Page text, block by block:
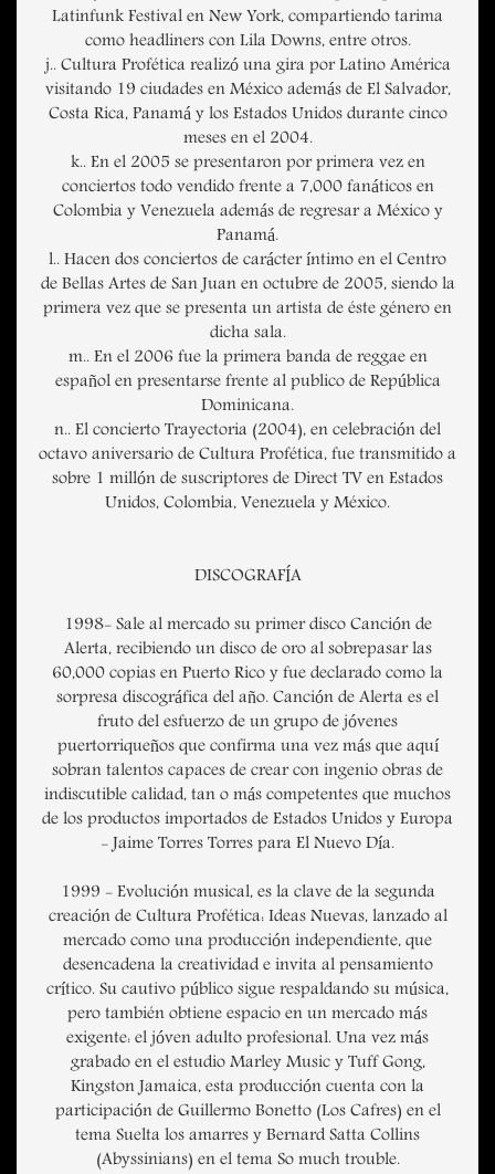
Latinfunk Festival en New York, compartiendo tarima
como headliners con Lila Downs, entre otros.
j.. Cultura Profética realizó una gira por Latino América
visitando 19 ciudades en México además de El Salvador,
Costa Rica, Panamá y los Estados Unidos durante cinco
meses en el 2004.
k.. En el 2005 se presentaron por primera vez en
conciertos todo vendido frente a 7,000 fanáticos en
Colombia y Venezuela además de regresar a México y
Panamá.
l.. Hacen dos conciertos de carácter íntimo en el Centro
de Bellas Artes de San Juan en octubre de 2005, siendo la
primera vez que se presenta un artista de éste género en
dicha sala.
m.. En el 2006 fue la primera banda de reggae en
español en presentarse frente al publico de República
Dominicana.
n.. El concierto Trayectoria (2004), en celebración del
octavo aniversario de Cultura Profética, fue transmitido a
sobre 1 millón de suscriptores de Direct TV en Estados
Unidos, Colombia, Venezuela y México.
DISCOGRAFÍA
1998- Sale al mercado su primer disco Canción de
Alerta, recibiendo un disco de oro al sobrepasar las
60,000 copias en Puerto Rico y fue declarado como la
sorpresa discográfica del año. Canción de Alerta es el
fruto del esfuerzo de un grupo de jóvenes
puertorriqueños que confirma una vez más que aquí
sobran talentos capaces de crear con ingenio obras de
indiscutible calidad, tan o más competentes que muchos
de los productos importados de Estados Unidos y Europa
- Jaime Torres Torres para El Nuevo Día.
1999 - Evolución musical, es la clave de la segunda
creación de Cultura Profética: Ideas Nuevas, lanzado al
mercado como una producción independiente, que
desencadena la creatividad e invita al pensamiento
crítico. Su cautivo público sigue respaldando su música,
pero también obtiene espacio en un mercado más
exigente: el jóven adulto profesional. Una vez más
grabado en el estudio Marley Music y Tuff Gong,
Kingston Jamaica, esta producción cuenta con la
participación de Guillermo Bonetto (Los Cafres) en el
tema Suelta los amarres y Bernard Satta Collins
(Abyssinians) en el tema So much trouble.